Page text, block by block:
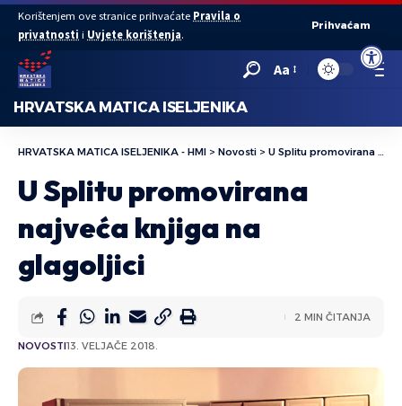
Open
Korištenjem ove stranice prihvaćate Pravila o
privatnosti i Uvjete korištenja.
Prihvaćam
Aa
HRVATSKA MATICA ISELJENIKA
HRVATSKA MATICA ISELJENIKA - HMI > Novosti > U Splitu promovirana najveća knjiga na glagoljici
U Splitu promovirana
najveća knjiga na
glagoljici
NOVOSTI13. VELJAČE 2018.
2 MIN ČITANJA